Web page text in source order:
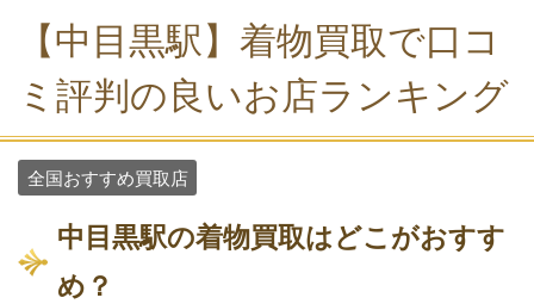
【中目黒駅】着物買取で口コ
ミ評判の良いお店ランキング
全国おすすめ買取店
中目黒駅の着物買取はどこがおすす
め？